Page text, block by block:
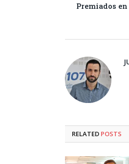
Premiados
RELATED POSTS